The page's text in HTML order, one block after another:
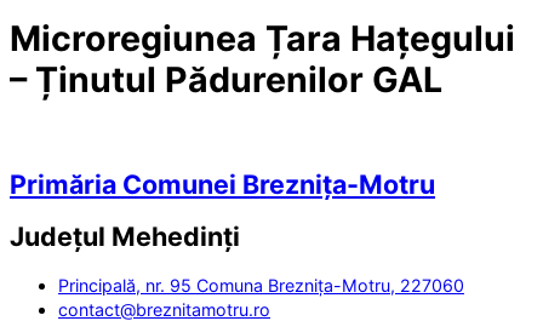
Microregiunea Țara Hațegului
– Ținutul Pădurenilor GAL
Primăria Comunei Breznița-Motru
Județul Mehedinți
Principală, nr. 95 Comuna Breznița-Motru, 227060
contact@breznitamotru.ro